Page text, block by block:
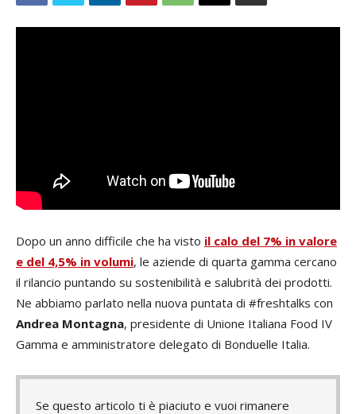
Dopo un anno difficile che ha visto il calo del 7% in valore
e del 4,5% in volumi, le aziende di quarta gamma cercano
il rilancio puntando su sostenibilità e salubrità dei prodotti.
Ne abbiamo parlato nella nuova puntata di #freshtalks con
Andrea Montagna, presidente di Unione Italiana Food IV
Gamma e amministratore delegato di Bonduelle Italia.
Se questo articolo ti è piaciuto e vuoi rimanere